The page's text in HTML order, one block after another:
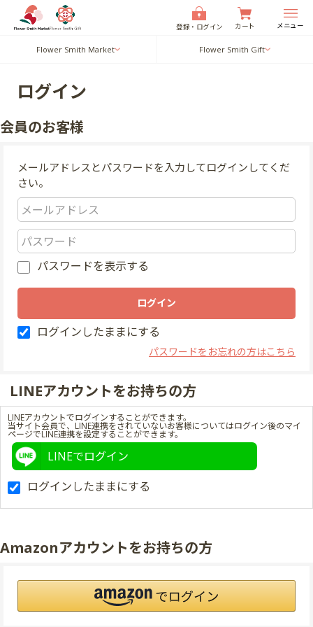
登録・ログイン カート メニュー
Flower Smith Market Flower Smith Gift
ログイン
会員のお客様
メールアドレスとパスワードを入力してログインしてくだ
さい。
パスワードを表示する
ログインしたままにする
パスワードをお忘れの方はこちら
LINEアカウントをお持ちの方
LINEアカウントでログインすることができます。
当サイト会員で、LINE連携をされていないお客様についてはログイン後のマイ
ページでLINE連携を設定することができます。
LINEでログイン
ログインしたままにする
Amazonアカウントをお持ちの方